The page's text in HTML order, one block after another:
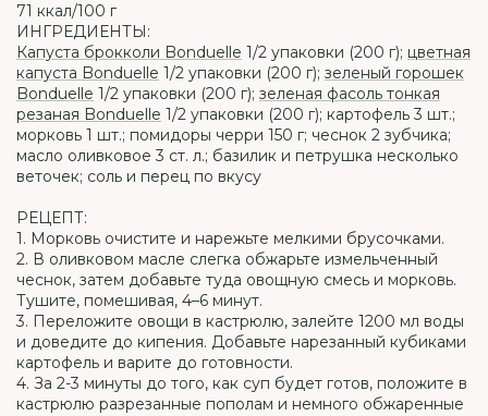
71 ккал/100 г
ИНГРЕДИЕНТЫ:
Капуста брокколи Bonduelle 1/2 упаковки (200 г); цветная
капуста Bonduelle 1/2 упаковки (200 г); зеленый горошек
Bonduelle 1/2 упаковки (200 г); зеленая фасоль тонкая
резаная Bonduelle 1/2 упаковки (200 г); картофель 3 шт.;
морковь 1 шт.; помидоры черри 150 г; чеснок 2 зубчика;
масло оливковое 3 ст. л.; базилик и петрушка несколько
веточек; соль и перец по вкусу
РЕЦЕПТ:
1. Морковь очистите и нарежьте мелкими брусочками.
2. В оливковом масле слегка обжарьте измельченный
чеснок, затем добавьте туда овощную смесь и морковь.
Тушите, помешивая, 4–6 минут.
3. Переложите овощи в кастрюлю, залейте 1200 мл воды
и доведите до кипения. Добавьте нарезанный кубиками
картофель и варите до готовности.
4. За 2-3 минуты до того, как суп будет готов, положите в
кастрюлю разрезанные пополам и немного обжаренные